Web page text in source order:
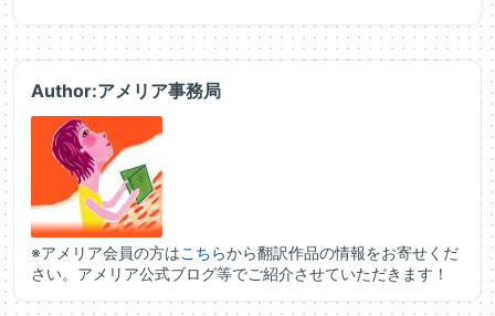
Author:アメリア事務局
※アメリア会員の方はこちらから翻訳作品の情報をお寄せくだ
さい。アメリア公式ブログ等でご紹介させていただきます！